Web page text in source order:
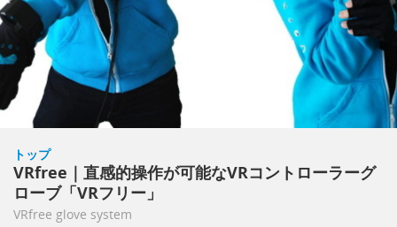
トップ
VRfree｜直感的操作が可能なVRコントローラーグ
ローブ「VRフリー」
VRfree glove system